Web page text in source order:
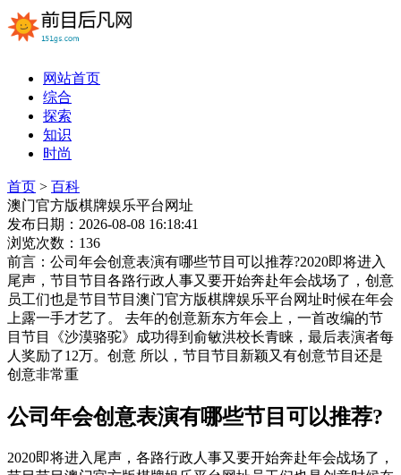
网站首页
综合
探索
知识
时尚
首页 > 百科
澳门官方版棋牌娱乐平台网址
发布日期：2026-08-08 16:18:41
浏览次数：136
前言：公司年会创意表演有哪些节目可以推荐?2020即将进入
尾声，节目节目各路行政人事又要开始奔赴年会战场了，创意
员工们也是节目节目澳门官方版棋牌娱乐平台网址时候在年会
上露一手才艺了。 去年的创意新东方年会上，一首改编的节
目节目《沙漠骆驼》成功得到俞敏洪校长青睐，最后表演者每
人奖励了12万。创意 所以，节目节目新颖又有创意节目还是
创意非常重
公司年会创意表演有哪些节目可以推荐?
2020即将进入尾声，各路行政人事又要开始奔赴年会战场了，